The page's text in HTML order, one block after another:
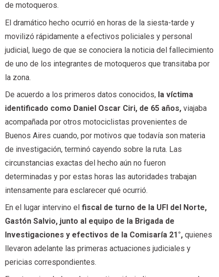
de motoqueros.
El dramático hecho ocurrió en horas de la siesta-tarde y
movilizó rápidamente a efectivos policiales y personal
judicial, luego de que se conociera la noticia del fallecimiento
de uno de los integrantes de motoqueros que transitaba por
la zona.
De acuerdo a los primeros datos conocidos, la víctima
identificado como Daniel Oscar Ciri, de 65 años, viajaba
acompañada por otros motociclistas provenientes de
Buenos Aires cuando, por motivos que todavía son materia
de investigación, terminó cayendo sobre la ruta. Las
circunstancias exactas del hecho aún no fueron
determinadas y por estas horas las autoridades trabajan
intensamente para esclarecer qué ocurrió.
En el lugar intervino el fiscal de turno de la UFI del Norte,
Gastón Salvio, junto al equipo de la Brigada de
Investigaciones y efectivos de la Comisaría 21°, quienes
llevaron adelante las primeras actuaciones judiciales y
pericias correspondientes.